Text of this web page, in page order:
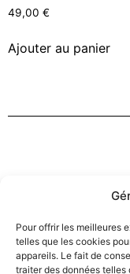
Pour offrir les meilleures
telles que les cookies
appareils. Le fait de
traiter des données telles
49,00 €
Ajouter au panier